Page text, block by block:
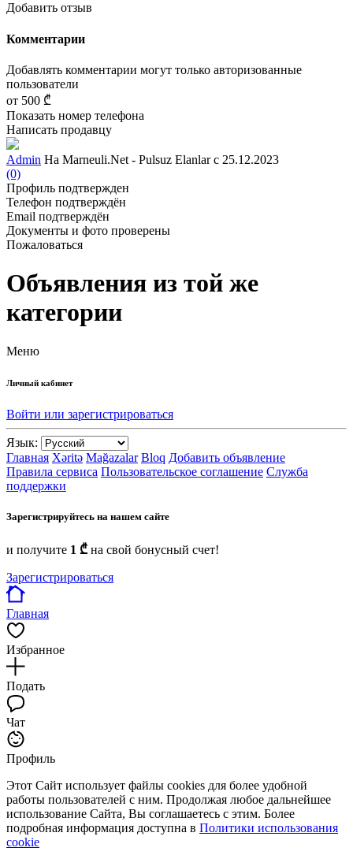
Добавить отзыв
Комментарии
Добавлять комментарии могут только авторизованные
пользователи
от 500 ₾
Показать номер телефона
Написать продавцу
Admin На Marneuli.Net - Pulsuz Elanlar с 25.12.2023
(0)
Профиль подтвержден
Телефон подтверждён
Email подтверждён
Документы и фото проверены
Пожаловаться
Объявления из той же
категории
Меню
Личный кабинет
Войти или зарегистрироваться
Язык:
Главная Xəritə Mağazalar Bloq Добавить объявление
Правила сервиса Пользовательское соглашение Служба
поддержки
Зарегистрируйтесь на нашем сайте
и получите 1 ₾ на свой бонусный счет!
Зарегистрироваться
Главная
Избранное
Подать
Чат
Профиль
Этот Сайт использует файлы cookies для более удобной
работы пользователей с ним. Продолжая любое дальнейшее
использование Сайта, Вы соглашаетесь с этим. Более
подробная информация доступна в Политики использования
cookie